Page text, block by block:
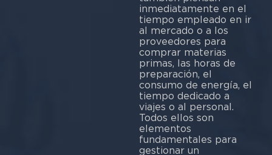
inmediatamente en el
tiempo empleado en ir
al mercado o a los
proveedores para
comprar materias
primas, las horas de
preparación, el
consumo de energía, el
tiempo dedicado a
viajes o al personal.
Todos ellos son
elementos
fundamentales para
gestionar un